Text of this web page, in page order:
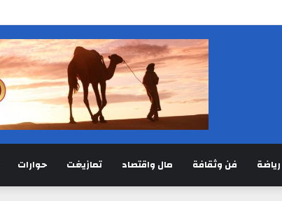
رياضة فن وثقافة مال واقتصاد تمازيغت حوارات